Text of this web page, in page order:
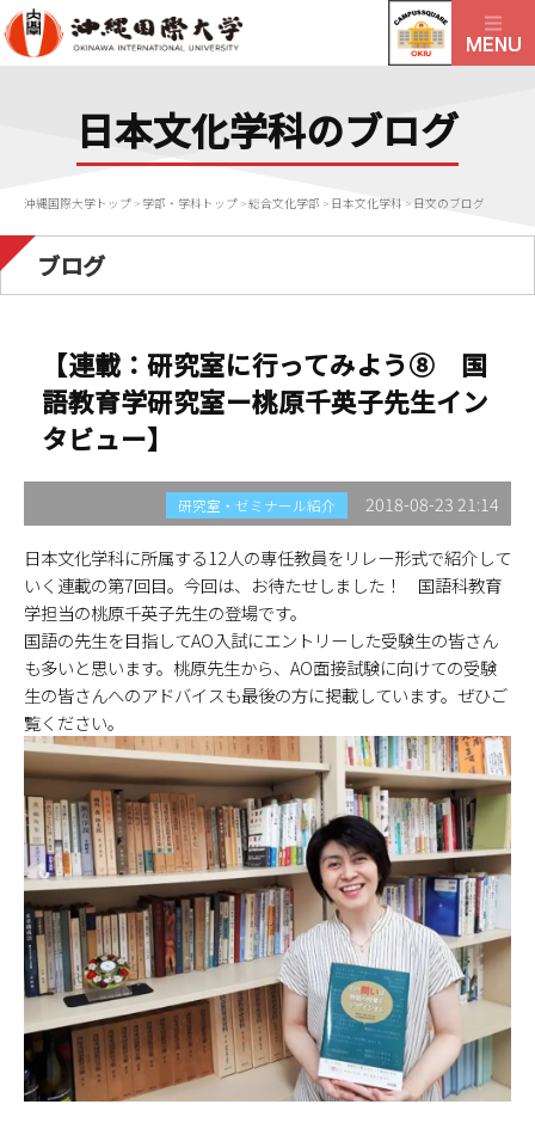
日本文化学科のブログ
沖縄国際大学トップ > 学部・学科トップ >総合文化学部 > 日本文化学科 > 日文のブログ
ブログ
【連載：研究室に行ってみよう⑧ 国
語教育学研究室ー桃原千英子先生イン
タビュー】
研究室・ゼミナール紹介 2018-08-23 21:14
日本文化学科に所属する12人の専任教員をリレー形式で紹介して
いく連載の第7回目。今回は、お待たせしました！ 国語科教育
学担当の桃原千英子先生の登場です。
国語の先生を目指してAO入試にエントリーした受験生の皆さん
も多いと思います。桃原先生から、AO面接試験に向けての受験
生の皆さんへのアドバイスも最後の方に掲載しています。ぜひご
覧ください。